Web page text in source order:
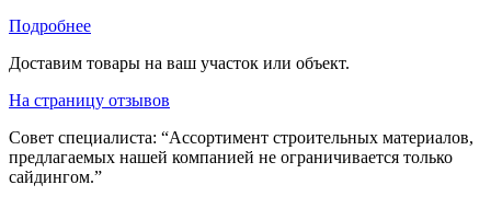
Подробнее
Доставим товары на ваш участок или объект.
На страницу отзывов
Совет специалиста: “Ассортимент строительных материалов,
предлагаемых нашей компанией не ограничивается только
сайдингом.”